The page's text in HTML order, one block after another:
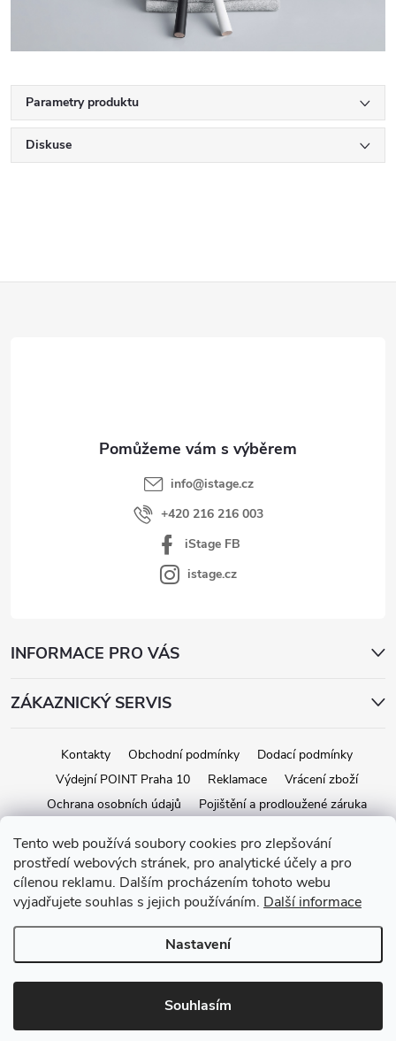
Tento web používá soubory cookies pro zlepšování
prostředí webových stránek, pro analytické účely a pro
cílenou reklamu. Dalším procházením tohoto webu
vyjadřujete souhlas s jejich používáním. Další informace
Nastavení
Souhlasím
Parametry produktu
Diskuse
info@istage.cz
+420 216 216 003
iStage FB
istage.cz
INFORMACE PRO VÁS
ZÁKAZNICKÝ SERVIS
Kontakty Obchodní podmínky
Dodací podmínky
Výdejní POINT Praha 10
Reklamace
Vrácení zboží
Ochrana osobních údajů
Pojištění a prodloužené záruka
Vytvořil Shoptet
Copyright 2026iStage.cz. Všechna práva vyhrazena.Upravit nastavení
cookies